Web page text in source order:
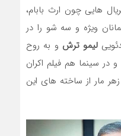
هایی چون ارث بابام،
ویژه و سه شو را در
لیمو ترش و به روح
در سینما هم فیلم اکران
مار از ساخته های این